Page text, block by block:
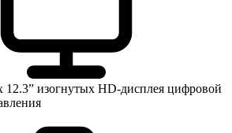
12.3” изогнутых HD-дисплея цифровой